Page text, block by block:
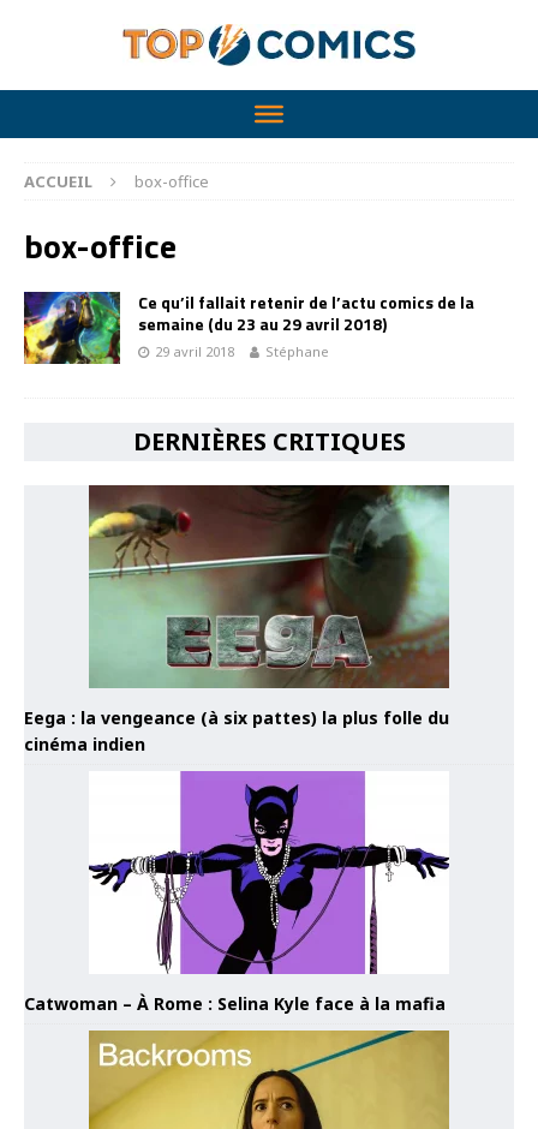
ACCUEIL box-office
box-office
Ce qu’il fallait retenir de l’actu comics de la
semaine (du 23 au 29 avril 2018)
29 avril 2018 Stéphane
DERNIÈRES CRITIQUES
Eega : la vengeance (à six pattes) la plus folle du
cinéma indien
Catwoman – À Rome : Selina Kyle face à la mafia